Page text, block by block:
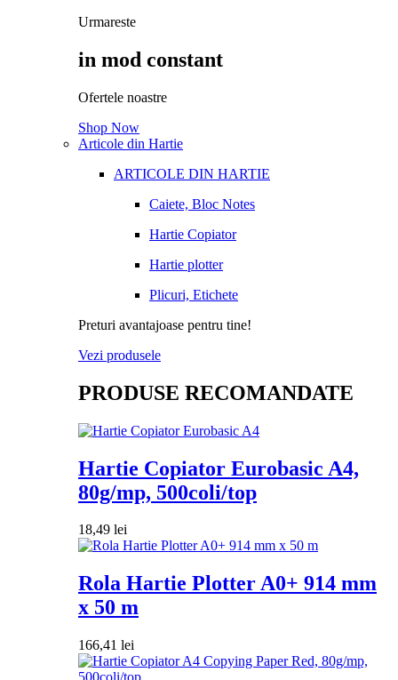
Urmareste
in mod constant
Ofertele noastre
Shop Now
Articole din Hartie
ARTICOLE DIN HARTIE
Caiete, Bloc Notes
Hartie Copiator
Hartie plotter
Plicuri, Etichete
Preturi avantajoase pentru tine!
Vezi produsele
PRODUSE RECOMANDATE
Hartie Copiator Eurobasic A4,
80g/mp, 500coli/top
18,49 lei
Rola Hartie Plotter A0+ 914 mm
x 50 m
166,41 lei